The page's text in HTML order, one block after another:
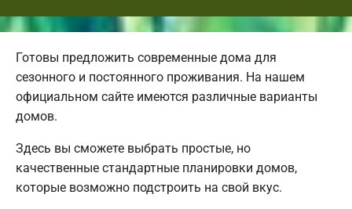
Готовы предложить современные дома для
сезонного и постоянного проживания. На нашем
официальном сайте имеются различные варианты
домов.
Здесь вы сможете выбрать простые, но
качественные стандартные планировки домов,
которые возможно подстроить на свой вкус.